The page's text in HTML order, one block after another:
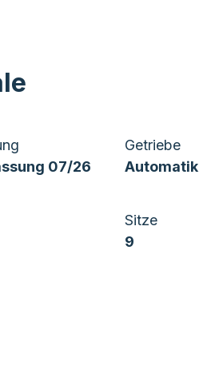
07/26
Getriebe
Automatik
Sitze
9